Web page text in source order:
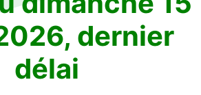
dernier
délai